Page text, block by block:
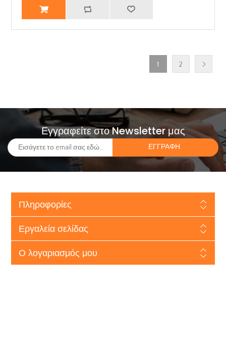
1 2
Εγγραφείτε στο Newsletter μας
Πληροφορίες
Εργαλεία σελίδας
Ο λογαριασμός μου